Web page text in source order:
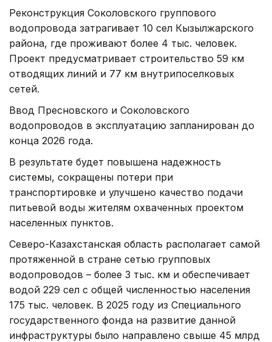
Реконструкция Соколовского группового
водопровода затрагивает 10 сел Кызылжарского
района, где проживают более 4 тыс. человек.
Проект предусматривает строительство 59 км
отводящих линий и 77 км внутрипоселковых
сетей.
Ввод Пресновского и Соколовского
водопроводов в эксплуатацию запланирован до
конца 2026 года.
В результате будет повышена надежность
системы, сокращены потери при
транспортировке и улучшено качество подачи
питьевой воды жителям охваченных проектом
населенных пунктов.
Северо-Казахстанская область располагает самой
протяженной в стране сетью групповых
водопроводов – более 3 тыс. км и обеспечивает
водой 229 сел с общей численностью населения
175 тыс. человек. В 2025 году из Специального
государственного фонда на развитие данной
инфраструктуры было направлено свыше 45 млрд